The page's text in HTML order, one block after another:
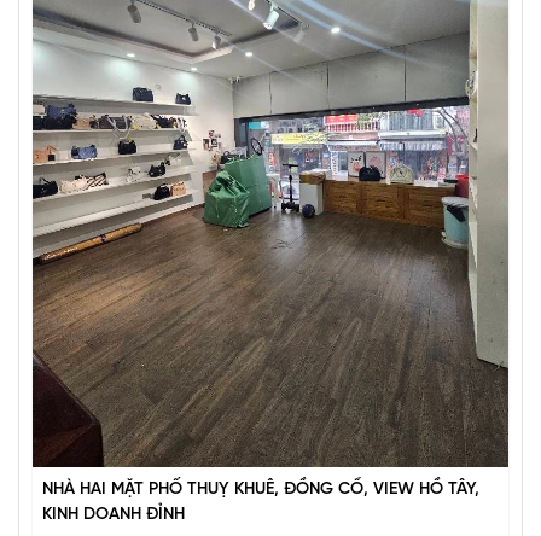
BÁN ĐẢO VŨ MIÊN, SIÊU PHẨM MẶT HỒ TÂY, 2 THOÁNG,
NHÀ DÂN XÂY
67 tỷ•57 m²•1.2 tỷ/m²
Vũ Miên
NHÀ HAI MẶT PHỐ THUỴ KHUÊ, ĐỒNG CỔ, VIEW HỒ TÂY,
KINH DOANH ĐỈNH